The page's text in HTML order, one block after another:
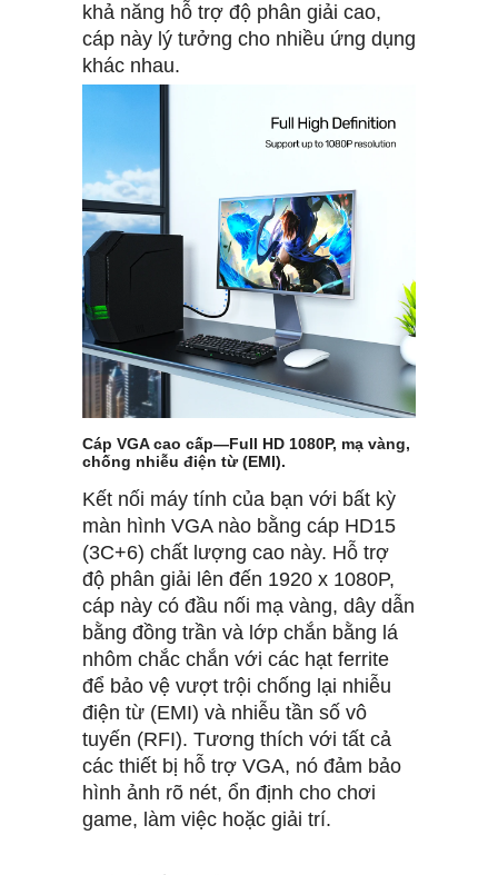
khả năng hỗ trợ độ phân giải cao,
cáp này lý tưởng cho nhiều ứng dụng
khác nhau.
Cáp VGA cao cấp—Full HD 1080P, mạ vàng,
chống nhiễu điện từ (EMI).
Kết nối máy tính của bạn với bất kỳ
màn hình VGA nào bằng cáp HD15
(3C+6) chất lượng cao này. Hỗ trợ
độ phân giải lên đến 1920 x 1080P,
cáp này có đầu nối mạ vàng, dây dẫn
bằng đồng trần và lớp chắn bằng lá
nhôm chắc chắn với các hạt ferrite
để bảo vệ vượt trội chống lại nhiễu
điện từ (EMI) và nhiễu tần số vô
tuyến (RFI). Tương thích với tất cả
các thiết bị hỗ trợ VGA, nó đảm bảo
hình ảnh rõ nét, ổn định cho chơi
game, làm việc hoặc giải trí.